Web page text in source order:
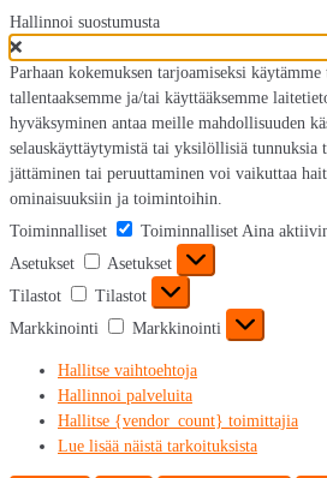
Hallinnoi suostumusta
Parhaan kokemuksen tarjoamiseksi
tallentaaksemme ja/tai käyttääksemme
hyväksyminen antaa meille mahdollisuuden
selauskäyttäytymistä tai yksilöllisiä tunnuksia
jättäminen tai peruuttaminen voi vaikuttaa
ominaisuuksiin ja toimintoihin.
Toiminnalliset
Toiminnalliset Aina
Asetukset
Asetukset
Tilastot
Tilastot
Markkinointi
Markkinointi
Hallitse vaihtoehtoja
Hallinnoi palveluita
Hallitse {vendor_count} toimittajia
Lue lisää näistä tarkoituksista